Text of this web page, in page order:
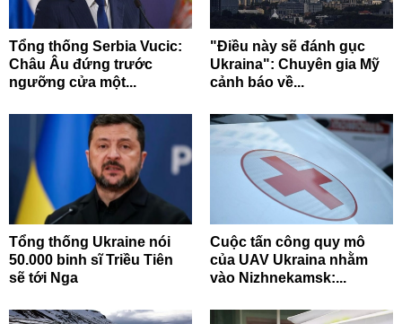
Tổng thống Serbia Vucic:
Châu Âu đứng trước
ngưỡng cửa một...
"Điều này sẽ đánh gục
Ukraina": Chuyên gia Mỹ
cảnh báo về...
Tổng thống Ukraine nói
50.000 binh sĩ Triều Tiên
sẽ tới Nga
Cuộc tấn công quy mô
của UAV Ukraina nhằm
vào Nizhnekamsk:...